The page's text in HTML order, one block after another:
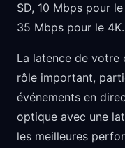
SD, 10 Mbps pour
35 Mbps pour le 4K.
La latence de votre
rôle important,
événements en
optique avec une
les meilleures